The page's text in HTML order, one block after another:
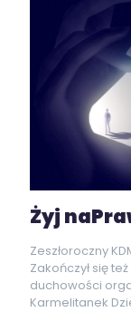
Żyj
Zeszłoroczny
Zakończył się
duchowości
Karmelitanek